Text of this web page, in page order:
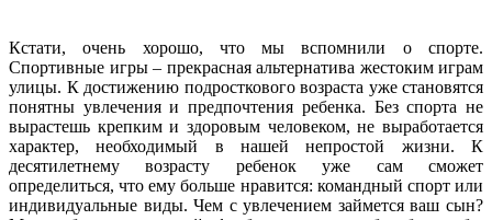
Кстати, очень хорошо, что мы вспомнили о спорте.
Спортивные игры – прекрасная альтернатива жестоким играм
улицы. К достижению подросткового возраста уже становятся
понятны увлечения и предпочтения ребенка. Без спорта не
вырастешь крепким и здоровым человеком, не выработается
характер, необходимый в нашей непростой жизни. К
десятилетнему возрасту ребенок уже сам сможет
определиться, что ему больше нравится: командный спорт или
индивидуальные виды. Чем с увлечением займется ваш сын?